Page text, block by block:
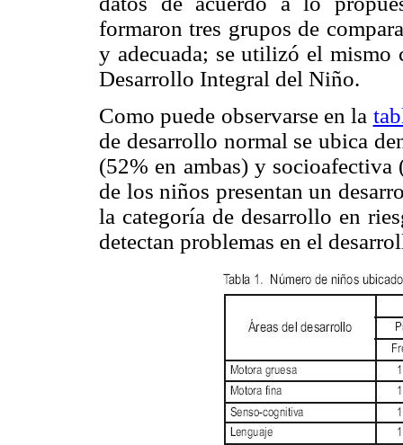
formaron tres grupos de
y adecuada; se utilizó el mismo
Desarrollo Integral del Niño.
Como puede observarse en la
de desarrollo normal se ubica
(52% en ambas) y
de los niños presentan un
la categoría de desarrollo en
detectan problemas en el